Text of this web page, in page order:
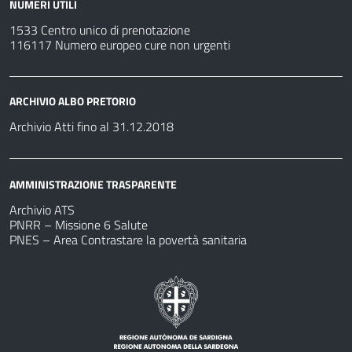
NUMERI UTILI
1533 Centro unico di prenotazione
116117 Numero europeo cure non urgenti
ARCHIVIO ALBO PRETORIO
Archivio Atti fino al 31.12.2018
AMMINISTRAZIONE TRASPARENTE
Archivio ATS
PNRR – Missione 6 Salute
PNES – Area Contrastare la povertà sanitaria